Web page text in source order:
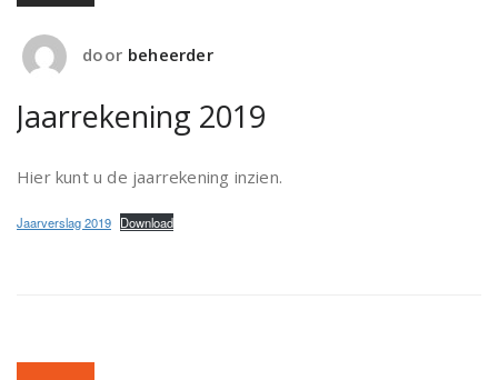
door beheerder
Jaarrekening 2019
Hier kunt u de jaarrekening inzien.
Jaarverslag 2019 Download